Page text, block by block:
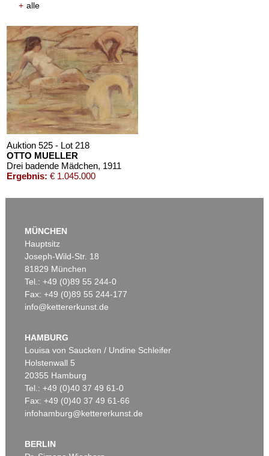
Auktion 610 - Lot 426000372
HERMANN MAX PECHSTEIN
Reisebilder , 1919
Schätzpreis:€ 1.600
+ alle
Auktion 525 - Lot 218
OTTO MUELLER
Drei badende Mädchen, 1911
Ergebnis: € 1.045.000
Auktion 540 - Lot 24
Ergebnis:€ 825.500
MÜNCHEN
Hauptsitz
Joseph-Wild-Str. 18
81829 München
Tel.: +49 (0)89 55 244-0
Fax: +49 (0)89 55 244-177
info@kettererkunst.de
HAMBURG
Louisa von Saucken / Undine Schleifer
Holstenwall 5
20355 Hamburg
Tel.: +49 (0)40 37 49 61-0
Fax: +49 (0)40 37 49 61-66
infohamburg@kettererkunst.de
BERLIN